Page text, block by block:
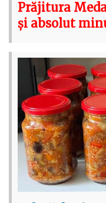
Prăjitura
și absolut